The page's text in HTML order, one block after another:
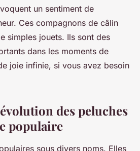
un sentiment de
Ces compagnons de câlin
simples jouets. Ils sont des
dans les moments de
joie infinie, si vous avez besoin
des peluches
populaire
sous divers noms. Elles